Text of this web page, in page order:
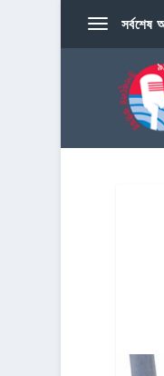
সর্বশেষ